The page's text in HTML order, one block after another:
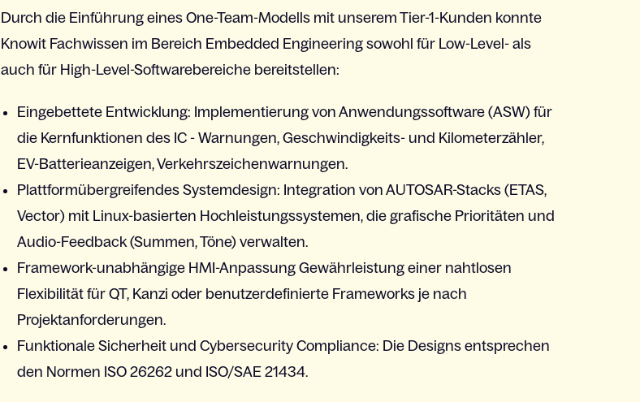
Durch die Einführung eines One-Team-Modells mit unserem Tier-1-Kunden konnte
Knowit Fachwissen im Bereich Embedded Engineering sowohl für Low-Level- als
auch für High-Level-Softwarebereiche bereitstellen:
Eingebettete Entwicklung: Implementierung von Anwendungssoftware (ASW) für
die Kernfunktionen des IC - Warnungen, Geschwindigkeits- und Kilometerzähler,
EV-Batterieanzeigen,Verkehrszeichenwarnungen.
Plattformübergreifendes Systemdesign: Integration von AUTOSAR-Stacks (ETAS,
Vector) mit Linux-basierten Hochleistungssystemen, die grafische Prioritäten und
Audio-Feedback (Summen,Töne) verwalten.
Framework-unabhängige HMI-Anpassung Gewährleistung einer nahtlosen
Flexibilität für QT, Kanzi oder benutzerdefinierte Frameworks je nach
Projektanforderungen.
Funktionale Sicherheit und Cybersecurity Compliance: Die Designs entsprechen
den Normen ISO 26262 und ISO/SAE 21434.